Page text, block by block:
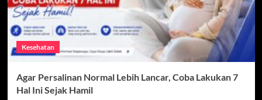
Kesehatan
Agar Persalinan Normal Lebih Lancar, Coba Lakukan 7
Hal Ini Sejak Hamil